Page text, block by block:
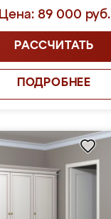
Цена: 89 000 руб.
РАССЧИТАТЬ
ПОДРОБНЕЕ